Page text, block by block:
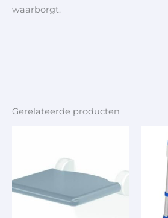
waarborgt.
Gerelateerde producten